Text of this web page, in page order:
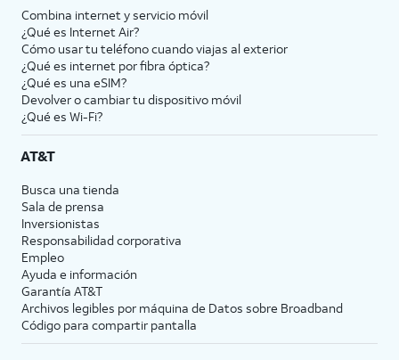
Combina internet y servicio móvil
¿Qué es Internet Air?
Cómo usar tu teléfono cuando viajas al exterior
¿Qué es internet por fibra óptica?
¿Qué es una eSIM?
Devolver o cambiar tu dispositivo móvil
¿Qué es Wi-Fi?
AT&T
Busca una tienda
Sala de prensa
Inversionistas
Responsabilidad corporativa
Empleo
Ayuda e información
Garantía AT&T
Archivos legibles por máquina de Datos sobre Broadband
Código para compartir pantalla